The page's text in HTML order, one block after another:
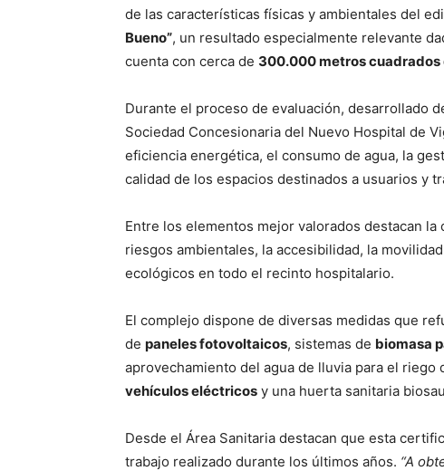
de las características físicas y ambientales del
Bueno”, un resultado especialmente relevante
cuenta con cerca de 300.000 metros cuadrados
Durante el proceso de evaluación, desarrollado
Sociedad Concesionaria del Nuevo Hospital de
eficiencia energética, el consumo de agua, la
calidad de los espacios destinados a usuarios y
Entre los elementos mejor valorados destacan
riesgos ambientales, la accesibilidad, la
ecológicos en todo el recinto hospitalario.
El complejo dispone de diversas medidas que
de paneles fotovoltaicos, sistemas de biomasa
aprovechamiento del agua de lluvia para el riego
vehículos eléctricos y una huerta sanitaria
Desde el Área Sanitaria destacan que esta
trabajo realizado durante los últimos años. “A